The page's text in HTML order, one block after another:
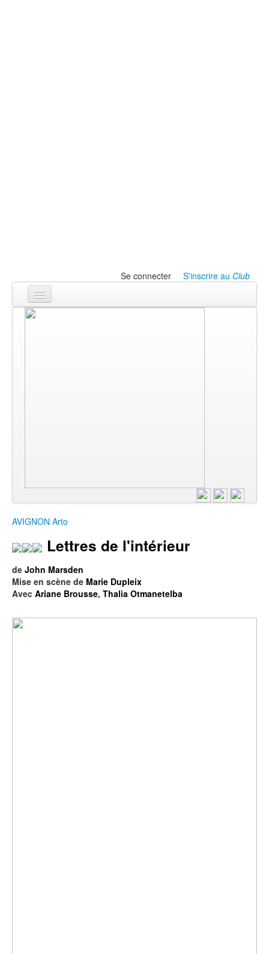
Se connecter S'inscrire au Club
Accueil
AVIGNON Arto
Lettres de l'intérieur
de John Marsden
Mise en scène de Marie Dupleix
Avec Ariane Brousse, Thalia Otmanetelba